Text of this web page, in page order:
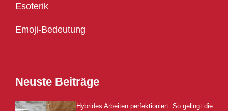
Esoterik
Emoji-Bedeutung
Neuste Beiträge
Hybrides Arbeiten perfektioniert: So gelingt die